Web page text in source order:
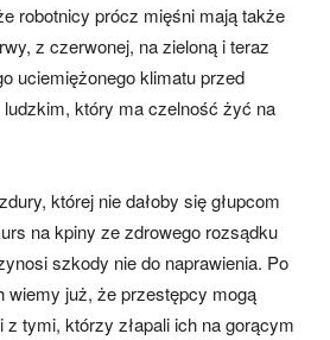
robotnicy prócz mięśni mają także
z czerwonej, na zieloną i teraz
uciemiężonego klimatu przed
który ma czelność żyć na
której nie dałoby się głupcom
na kpiny ze zdrowego rozsądku
szkody nie do naprawienia. Po
wiemy już, że przestępcy mogą
tymi, którzy złapali ich na gorącym